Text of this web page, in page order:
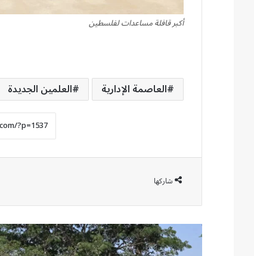
أكبر قافلة مساعدات لفلسطين
العاصمة الإدارية العلمين الجديدة
شاركها